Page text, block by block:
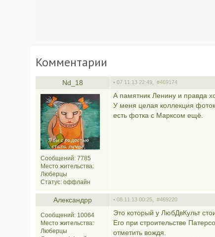
Комментарии
Nd_18 • 07.11.13 22:49, #469174
Сообщений: 7785
Место жительства:
Люберцы
Статус: оффлайн
А памятник Ленину и правда
У меня целая коллекция
есть фотка с Марксом ещё.
Александрр • 08.11.13 00:25, #469220
Сообщений: 10064
Место жительства:
Люберцы
Это который у ЛюбДвКульт
Его при строительстве
отметить вождя.